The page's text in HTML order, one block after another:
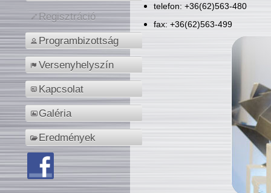
Regisztráció
Programbizottság
Versenyhelyszín
Kapcsolat
Galéria
Eredmények
telefon: +36(62)563-480
fax: +36(62)563-499